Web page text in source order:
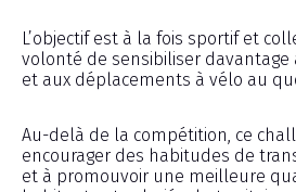
L’objectif est à la fois sportif et
volonté de sensibiliser davantage
et aux déplacements à vélo au
Au-delà de la compétition, ce
encourager des habitudes de
et à promouvoir une meilleure